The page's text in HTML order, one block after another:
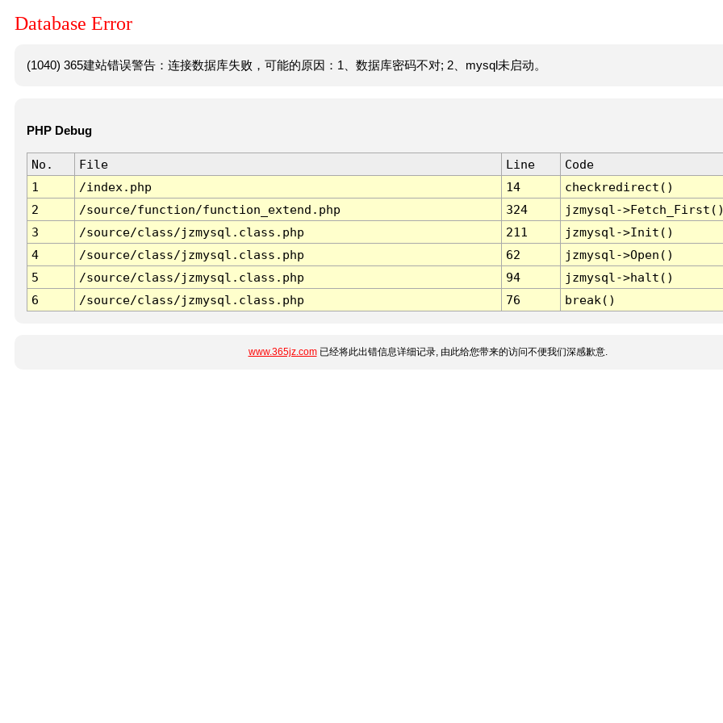
Database Error
(1040) 365建站错误警告：连接数据库失败，可能的原因：1、数据库密码不对; 2、mysql未启动。
PHP Debug
No. File Line
Code
1
/index.php 14
checkredirect()
2
/source/function/function_extend.php 324
jzmysql-
3
/source/class/jzmysql.class.php 211
jzmysql->Init()
4
/source/class/jzmysql.class.php 62
jzmysql->Open()
5
/source/class/jzmysql.class.php 94
jzmysql->halt()
6
/source/class/jzmysql.class.php 76 break()
www.365jz.com已经将此出错信息详细记录, 由此给您带来的访问不便我们深感歉意.